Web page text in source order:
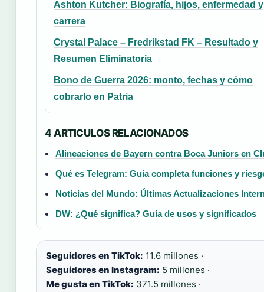
Ashton Kutcher: Biografía, hijos, enfermedad y
carrera
Crystal Palace – Fredrikstad FK – Resultado y
Resumen Eliminatoria
Bono de Guerra 2026: monto, fechas y cómo
cobrarlo en Patria
4 ARTICULOS RELACIONADOS
Alineaciones de Bayern contra Boca Juniors en
Qué es Telegram: Guía completa funciones y
Noticias del Mundo: Últimas Actualizaciones
DW: ¿Qué significa? Guía de usos y significados
Seguidores en TikTok: 11.6 millones ·
Seguidores en Instagram: 5 millones ·
Me gusta en TikTok: 371.5 millones ·